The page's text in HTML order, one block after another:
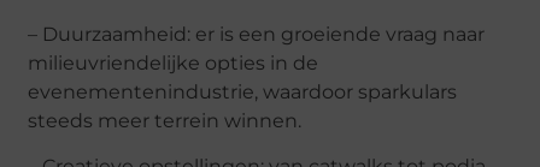
– Duurzaamheid: er is een groeiende vraag naar
milieuvriendelijke opties in de
evenementenindustrie, waardoor sparkulars
steeds meer terrein winnen.